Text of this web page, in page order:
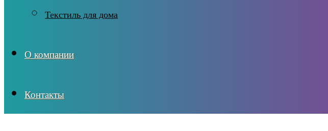
Текстиль для дома
О компании
Контакты